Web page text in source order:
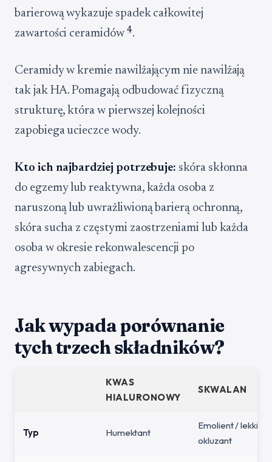
barierową wykazuje spadek całkowitej
zawartości ceramidów 4.
Ceramidy w kremie nawilżającym nie nawilżają
tak jak HA. Pomagają odbudować fizyczną
strukturę, która w pierwszej kolejności
zapobiega ucieczce wody.
Kto ich najbardziej potrzebuje: skóra skłonna
do egzemy lub reaktywna, każda osoba z
naruszoną lub uwrażliwioną barierą ochronną,
skóra sucha z częstymi zaostrzeniami lub każda
osoba w okresie rekonwalescencji po
agresywnych zabiegach.
Jak wypada porównanie
tych trzech składników?
KWAS
HIALURONOWY
SKWALAN
Typ Humektant
Emolient / lekki
okluzant